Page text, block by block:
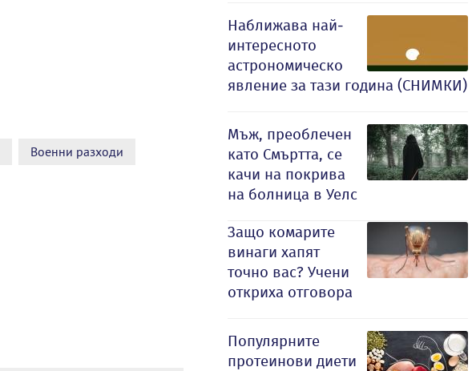
Военни разходи
Наближава най-
интересното
астрономическо
явление за тази година (СНИМКИ)
Мъж, преоблечен
като Смъртта, се
качи на покрива
на болница в Уелс
Защо комарите
винаги хапят
точно вас? Учени
откриха отговора
Популярните
протеинови диети